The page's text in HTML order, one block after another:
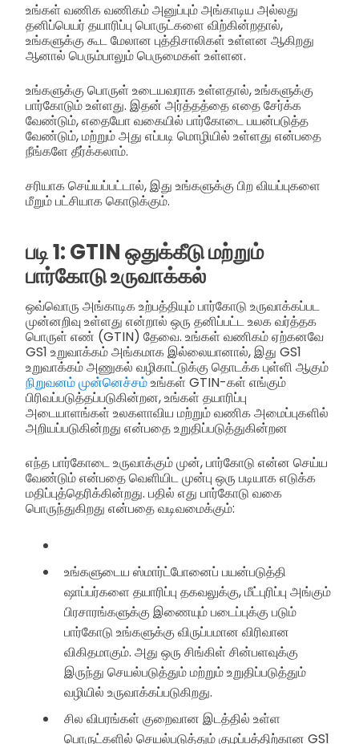
உங்கள் வணிக வணிகம் அனுப்பும் அங்காடிய அல்லது
தனிப்பெயர் தயாரிப்பு பொருட்களை விற்கின்றதால்,
உங்களுக்கு கூட மேலான புத்திசாலிகள் உள்ளன ஆகிறது
ஆனால் பெரும்பாலும் பெருமைகள் உள்ளன.
உங்களுக்கு பொருள் உடையவராக உள்ளதால், உங்களுக்கு
பார்கோடும் உள்ளது. இதன் அர்த்தத்தை எதை சேர்க்க
வேண்டும், எதையோ வகையில் பார்கோடை பயன்படுத்த
வேண்டும், மற்றும் அது எப்படி மொழியில் உள்ளது என்பதை
நீங்களே தீர்க்கலாம்.
சரியாக செய்யப்பட்டால், இது உங்களுக்கு பிற வியப்புகளை
மீறும் பட்சியாக கொடுக்கும்.
படி 1: GTIN ஒதுக்கீடு மற்றும்
பார்கோடு உருவாக்கல்
ஒவ்வொரு அங்காடிக உற்பத்தியும் பார்கோடு உருவாக்கப்பட
முன்னறிவு உள்ளது என்றால் ஒரு தனிப்பட்ட உலக வர்த்தக
பொருள் எண் (GTIN) தேவை. உங்கள் வணிகம் ஏற்கனவே
GS1 உறுவாக்கம் அங்கமாக இல்லையானால், இது GS1
உறுவாக்கம் அணுகல் வழிகாட்டுக்கு தொடக்க புள்ளி ஆகும்
நிறுவனம் முன்னெச்சம்உங்கள் GTIN-கள் எங்கும்
பிரிவப்படுத்தப்படுகின்றன, உங்கள் தயாரிப்பு
அடையாளங்கள் உலகளாவிய மற்றும் வணிக அமைப்புகளில்
அறியப்படுகின்றது என்பதை உறுதிப்படுத்துகின்றன
எந்த பார்கோடை உருவாக்கும் முன், பார்கோடு என்ன செய்ய
வேண்டும் என்பதை வெளியிட முன்பு ஒரு படியாக எடுக்க
மதிப்புத்தெரிக்கின்றது. பதில் எது பார்கோடு வகை
பொருந்துகிறது என்பதை வடிவமைக்கும்:
உங்களுடைய ஸ்மார்ட்போனைப் பயன்படுத்தி
ஷாப்பர்களை தயாரிப்பு தகவலுக்கு, மீட்புரிப்பு அங்கும்
பிரசாரங்களுக்கு இணையும் படைப்புக்கு படும்
பார்கோடு உங்களுக்கு விருப்பமான விரிவான
விகிதமாகும். அது ஒரு சிங்கிள் சின்பளவுக்கு
இருந்து செயல்படுத்தும் மற்றும் உறுதிப்படுத்தும்
வழியில் உருவாக்கப்படுகிறது.
சில விபரங்கள் குறைவான இடத்தில் உள்ள
பொருட்களில் செயல்படுத்தும் குழப்பத்திற்கான GS1